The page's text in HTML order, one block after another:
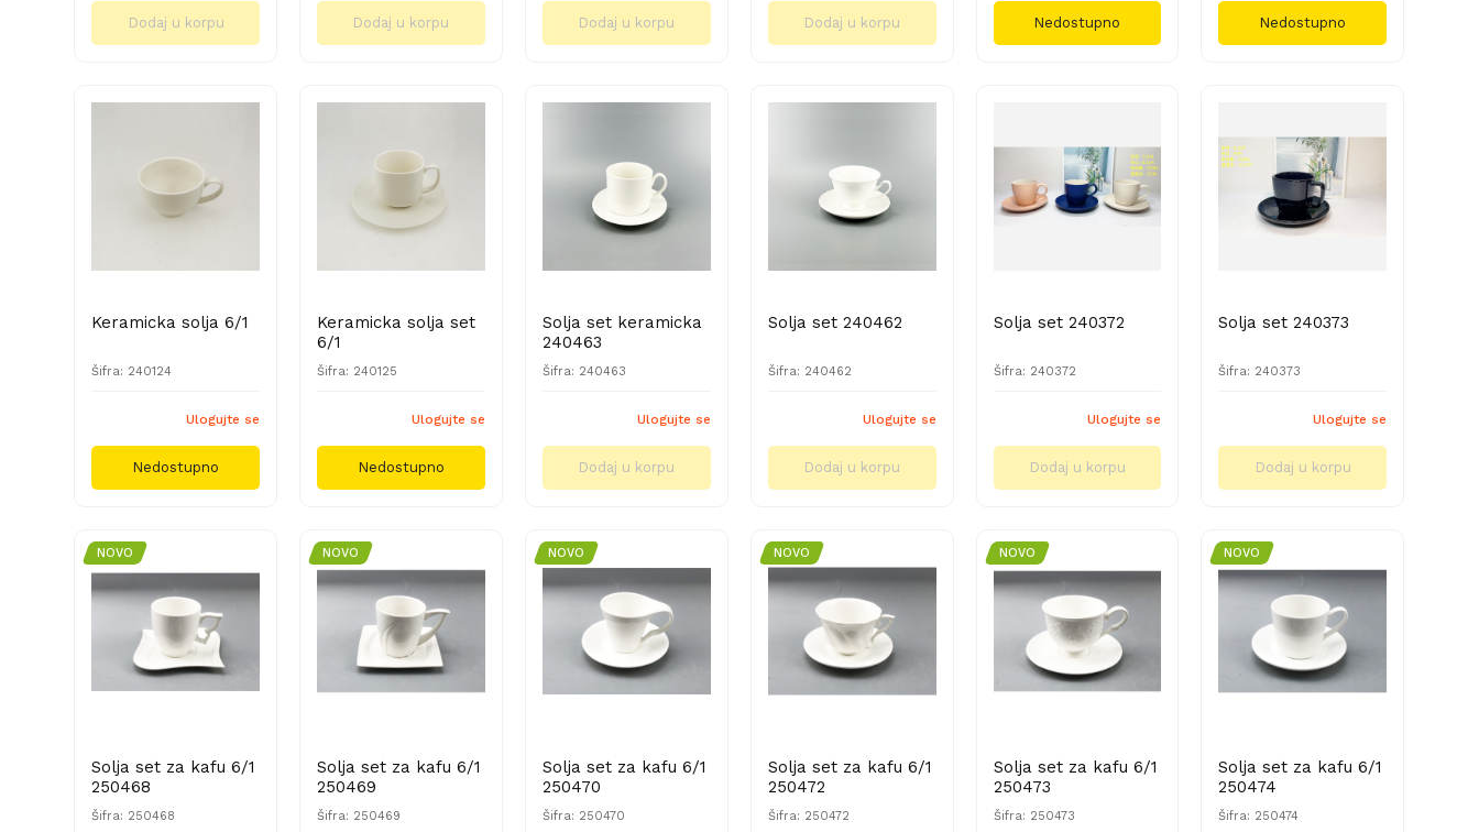
Dodaj u korpu Dodaj u korpu Dodaj u korpu Dodaj u korpu Nedostupno Nedostupno
Keramicka solja 6/1
Šifra: 240124
Ulogujte se
Nedostupno
Keramicka solja set
6/1
Šifra: 240125
Ulogujte se
Nedostupno
Solja set keramicka
240463
Šifra: 240463
Ulogujte se
Dodaj u korpu
Solja set 240462
Šifra: 240462
Ulogujte se
Dodaj u korpu
Solja set 240372
Šifra: 240372
Ulogujte se
Dodaj u korpu
Solja set 240373
Šifra: 240373
Ulogujte se
Dodaj u korpu
NOVO
Solja set za kafu 6/1
250468
Šifra: 250468
NOVO
Solja set za kafu 6/1
250469
Šifra: 250469
NOVO
Solja set za kafu 6/1
250470
Šifra: 250470
NOVO
Solja set za kafu 6/1
250472
Šifra: 250472
NOVO
Solja set za kafu 6/1
250473
Šifra: 250473
NOVO
Solja set za kafu 6/1
250474
Šifra: 250474